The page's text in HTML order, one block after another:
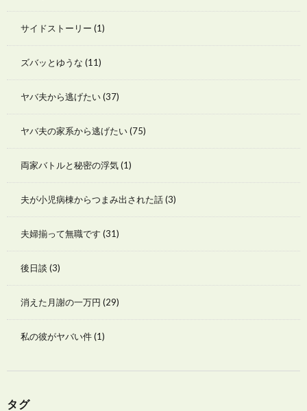
サイドストーリー (1)
ズバッとゆうな (11)
ヤバ夫から逃げたい(37)
ヤバ夫の家系から逃げたい(75)
両家バトルと秘密の浮気(1)
夫が小児病棟からつまみ出された話(3)
夫婦揃って無職です (31)
後日談 (3)
消えた月謝の一万円 (29)
私の彼がヤバい件(1)
タグ